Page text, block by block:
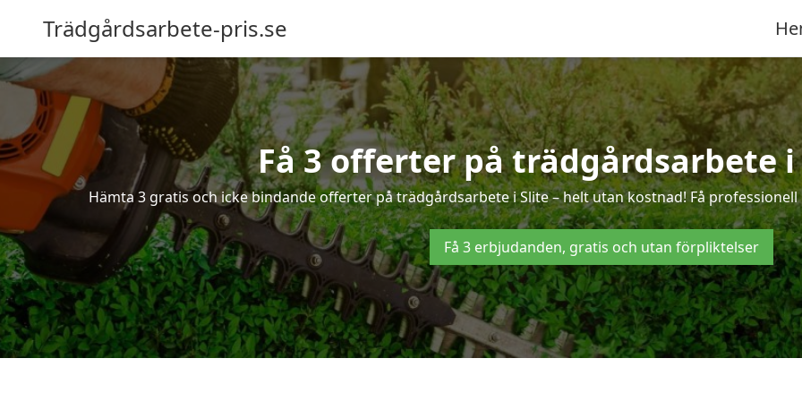
Trädgårdsarbete-pris.se
Få 3 offerter på trädgårdsarbete
Hämta 3 gratis och icke bindande offerter på trädgårdsarbete i Slite – helt utan kostnad! Få
Få 3 erbjudanden, gratis och utan förpliktelser